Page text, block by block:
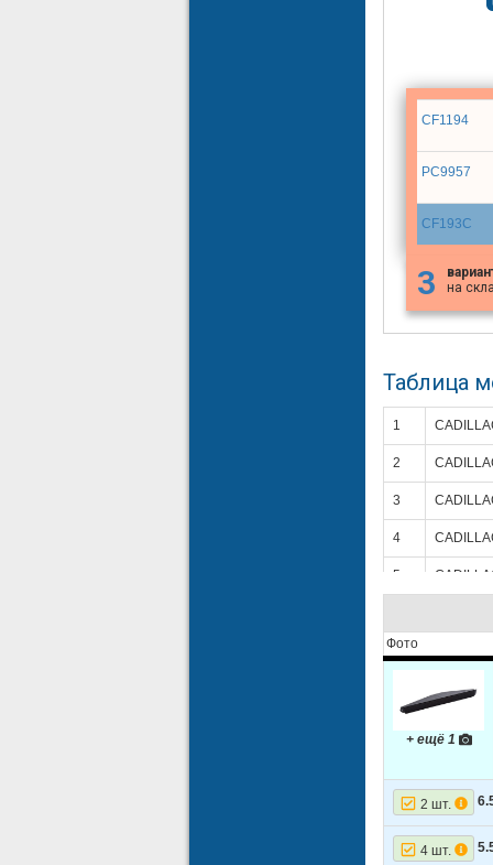
CF1194
PC9957
CF193C
3
на
Таблица
1
2
3
4
5
7
CADILLAC
11
12 CADILLAC
Фото
+ ещё 1
2 шт.
4 шт.